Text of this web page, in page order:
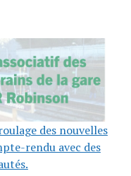
des nouvelles
rendu avec des